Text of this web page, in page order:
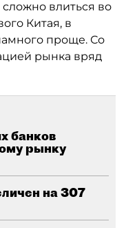
влиться во
Китая, в
проще. Со
рынка вряд
банков
рынку
на 307